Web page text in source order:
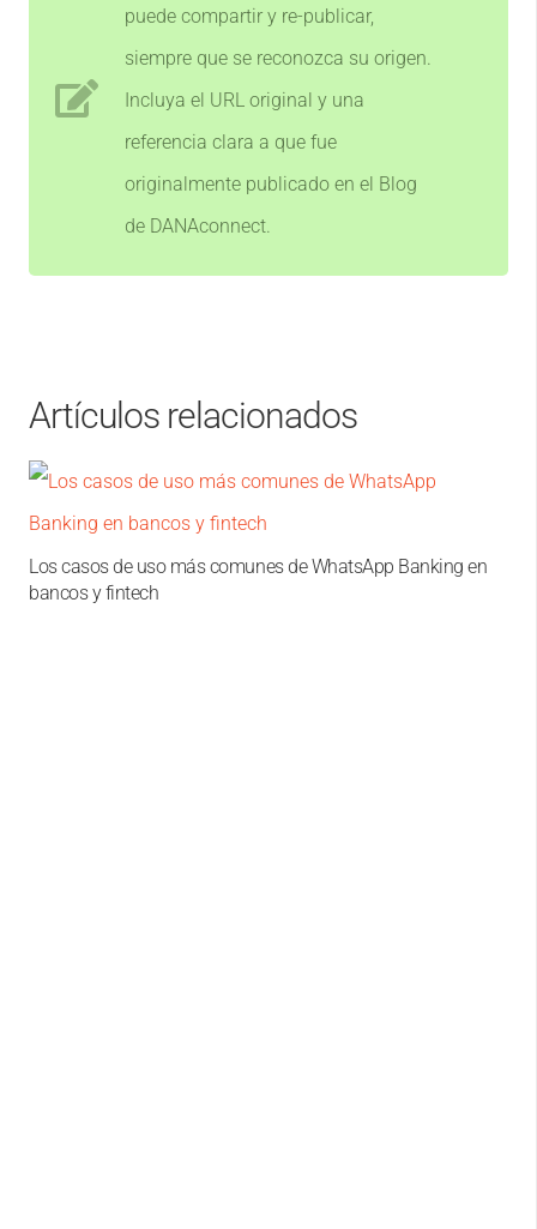
puede compartir y re-publicar,
siempre que se reconozca su origen.
Incluya el URL original y una
referencia clara a que fue
originalmente publicado en el Blog
de DANAconnect.
Artículos relacionados
Los casos de uso más comunes de WhatsApp Banking en
bancos y fintech